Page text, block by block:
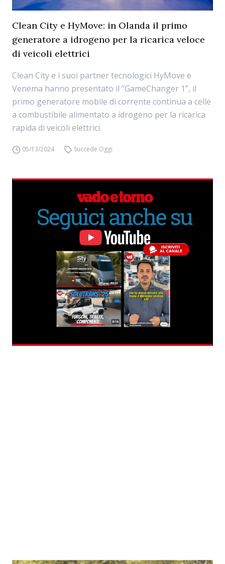
Clean City e HyMove: in Olanda il primo
generatore a idrogeno per la ricarica veloce
di veicoli elettrici
Clean City e i suoi partner tecnologici HyMove e
Venema hanno presentato il “GameChanger 1”, il
primo generatore mobile di corrente continua a celle
a combustibile alimentato a idrogeno per la ricarica
rapida di veicoli elettrici.
05/13/2024 Succede Oggi